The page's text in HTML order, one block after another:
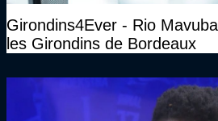
Girondins4Ever - Rio
les Girondins de Bordeaux